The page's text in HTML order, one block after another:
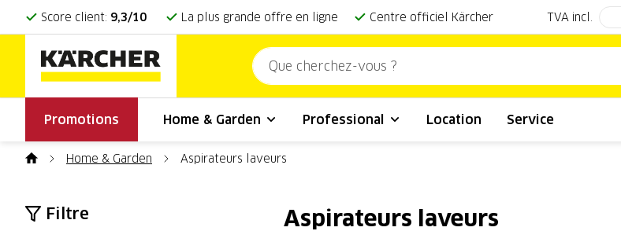
Score client: 9,3/10 La plus grande offre en ligne Centre officiel Kärcher
Promotions Home & Garden Professional Location Service
TVA incl.
Home & Garden Aspirateurs laveurs
Aspirateurs laveurs
Filtre